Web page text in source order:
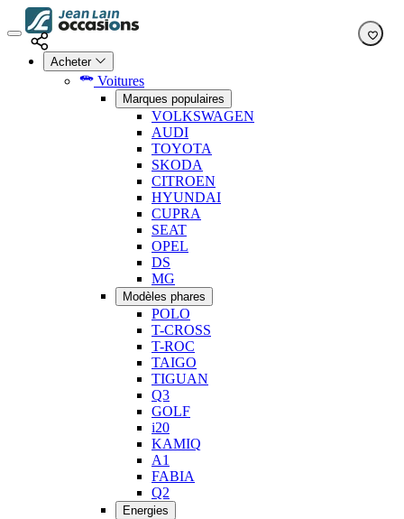
Acheter
Voitures
Marques populaires
VOLKSWAGEN
AUDI
TOYOTA
SKODA
CITROEN
HYUNDAI
CUPRA
SEAT
OPEL
DS
MG
Modèles phares
POLO
T-CROSS
T-ROC
TAIGO
TIGUAN
Q3
GOLF
i20
KAMIQ
A1
FABIA
Q2
Energies